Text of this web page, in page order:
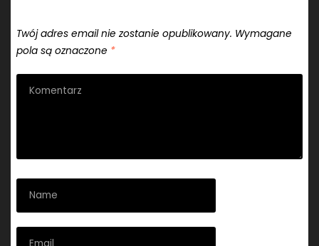
Twój adres email nie zostanie opublikowany. Wymagane
pola są oznaczone *